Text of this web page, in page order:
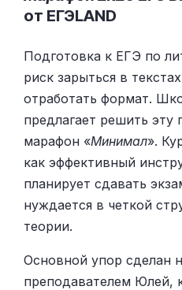
от ЕГЭLAND
Подготовка к ЕГЭ по
риск зарыться в
отработать формат.
предлагает решить эту
марафон «Минимал».
как эффективный
планирует сдавать
нуждается в четкой
теории.
Основной упор сделан
преподавателем Юлей,